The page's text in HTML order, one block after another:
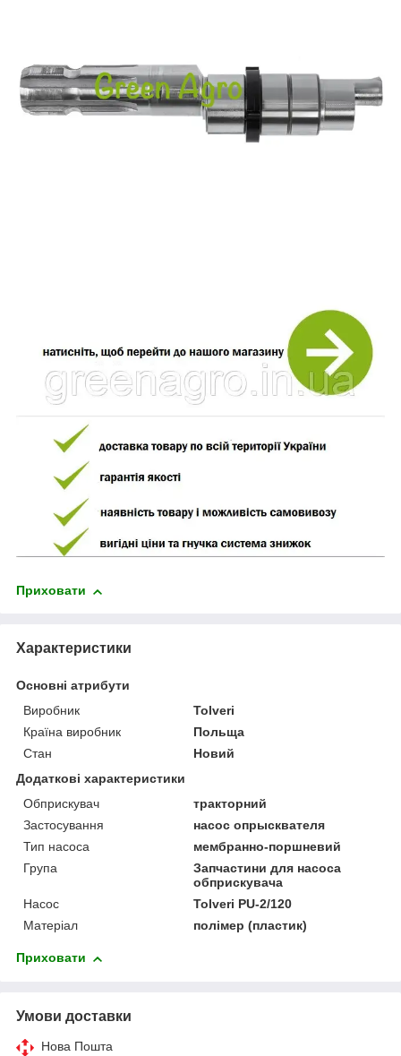
Приховати
Характеристики
Основні атрибути
Виробник
Tolveri
Країна виробник
Польща
Стан
Новий
Додаткові характеристики
Обприскувач
тракторний
Застосування
насос опрысквателя
Тип насоса
мембранно-поршневий
Група
Запчастини для насоса
обприскувача
Насос
Tolveri PU-2/120
Матеріал
полімер (пластик)
Приховати
Умови доставки
Нова Пошта